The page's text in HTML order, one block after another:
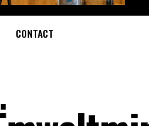
CONTACT